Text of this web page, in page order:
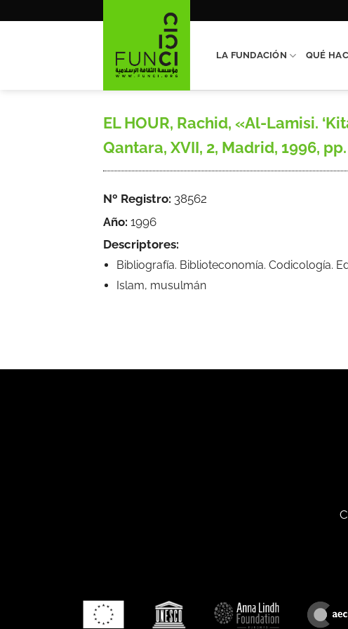
LA FUNDACIÓN QUÉ
EL HOUR, Rachid, «Al-Lamisi.
Qantara, XVII, 2, Madrid, 1996,
Nº Registro: 38562
Año: 1996
Descriptores:
Bibliografía. Biblioteconomía. Codicología.
Islam, musulmán